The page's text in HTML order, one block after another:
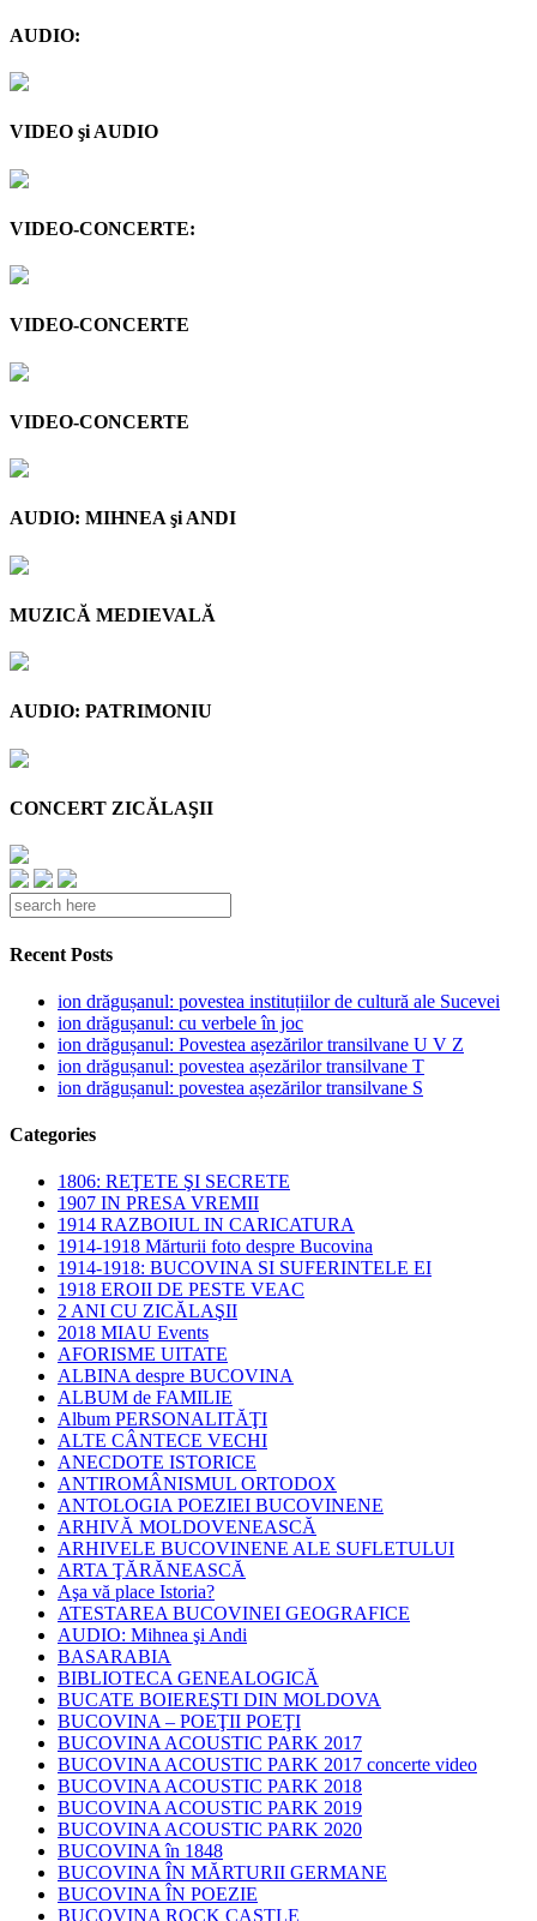
AUDIO:
VIDEO şi AUDIO
VIDEO-CONCERTE:
VIDEO-CONCERTE
VIDEO-CONCERTE
AUDIO: MIHNEA şi ANDI
MUZICĂ MEDIEVALĂ
AUDIO: PATRIMONIU
CONCERT ZICĂLAŞII
Recent Posts
ion drăgușanul: povestea instituțiilor de cultură ale Sucevei
ion drăgușanul: cu verbele în joc
ion drăgușanul: Povestea așezărilor transilvane U V Z
ion drăgușanul: povestea așezărilor transilvane T
ion drăgușanul: povestea așezărilor transilvane S
Categories
1806: REŢETE ŞI SECRETE
1907 IN PRESA VREMII
1914 RAZBOIUL IN CARICATURA
1914-1918 Mărturii foto despre Bucovina
1914-1918: BUCOVINA SI SUFERINTELE EI
1918 EROII DE PESTE VEAC
2 ANI CU ZICĂLAŞII
2018 MIAU Events
AFORISME UITATE
ALBINA despre BUCOVINA
ALBUM de FAMILIE
Album PERSONALITĂŢI
ALTE CÂNTECE VECHI
ANECDOTE ISTORICE
ANTIROMÂNISMUL ORTODOX
ANTOLOGIA POEZIEI BUCOVINENE
ARHIVĂ MOLDOVENEASCĂ
ARHIVELE BUCOVINENE ALE SUFLETULUI
ARTA ŢĂRĂNEASCĂ
Aşa vă place Istoria?
ATESTAREA BUCOVINEI GEOGRAFICE
AUDIO: Mihnea şi Andi
BASARABIA
BIBLIOTECA GENEALOGICĂ
BUCATE BOIEREŞTI DIN MOLDOVA
BUCOVINA – POEŢII POEŢI
BUCOVINA ACOUSTIC PARK 2017
BUCOVINA ACOUSTIC PARK 2017 concerte video
BUCOVINA ACOUSTIC PARK 2018
BUCOVINA ACOUSTIC PARK 2019
BUCOVINA ACOUSTIC PARK 2020
BUCOVINA în 1848
BUCOVINA ÎN MĂRTURII GERMANE
BUCOVINA ÎN POEZIE
BUCOVINA ROCK CASTLE